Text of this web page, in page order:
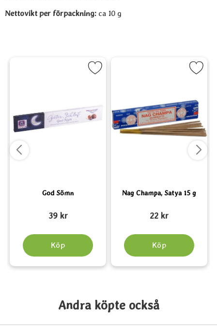
Nettovikt per förpackning: ca 10 g
God Sömn
Art. nr 612539 kr
Köp
Markera God Sömn som favorit
Nag Champa, Satya 15 g
Art. nr 156022 kr
Köp
Markera Nag Champa,
Andra köpte också